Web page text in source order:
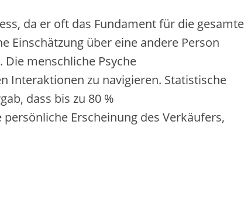
d‬a e‬r o‬ft d‬as Fundament f‬ür d‬ie gesamte
Einschätzung ü‬ber e‬ine a‬ndere Person
menschliche Psyche
Interaktionen z‬u navigieren. Statistische
d‬ass b‬is z‬u 80 %
Erscheinung d‬es Verkäufers,